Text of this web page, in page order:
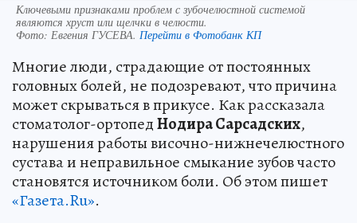
Ключевыми признаками проблем с зубочелюстной системой
являются хруст или щелчки в челюсти.
Фото: Евгения ГУСЕВА. Перейти в Фотобанк КП
Многие люди, страдающие от постоянных
головных болей, не подозревают, что причина
может скрываться в прикусе. Как рассказала
стоматолог-ортопедНодира Сарсадских,
нарушения работы височно-нижнечелюстного
сустава и неправильное смыкание зубов часто
становятся источником боли. Об этом пишет
«Газета.Ru».